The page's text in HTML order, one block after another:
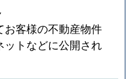
お客様の不動産物件
トなどに公開され